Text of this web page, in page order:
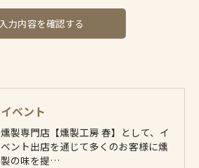
イベント
燻製専門店【燻製工房 春】として、イ
ベント出店を通じて多くのお客様に燻
製の味を提…